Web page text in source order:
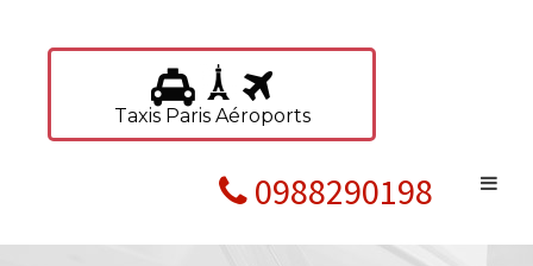
Taxis Paris Aéroports
0988290198